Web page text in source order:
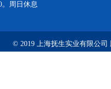
。周日休息
© 2019 上海抚生实业有限公司